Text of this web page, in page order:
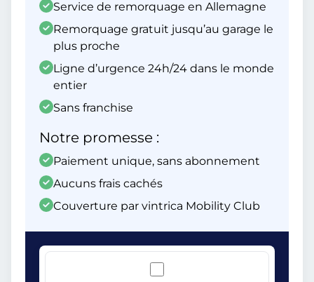
Service de remorquage en Allemagne
Remorquage gratuit jusqu’au garage le
plus proche
Ligne d’urgence 24h/24 dans le monde
entier
Sans franchise
Notre promesse :
Paiement unique, sans abonnement
Aucuns frais cachés
Couverture par vintrica Mobility Club